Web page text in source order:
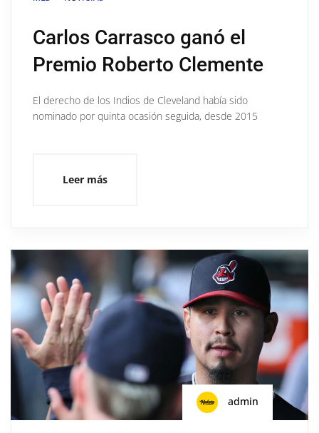
Carlos Carrasco ganó el
Premio Roberto Clemente
El derecho de los Indios de Cleveland había sido
nominado por quinta ocasión seguida, desde 2015
Leer más
admin